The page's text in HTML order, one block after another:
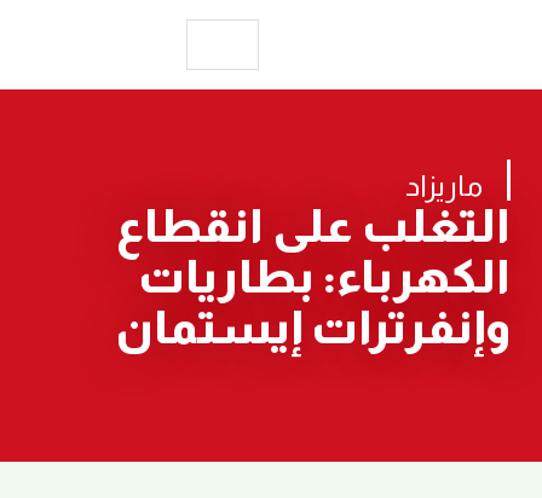
ماريزاد
التغلب على انقطاع
الكهرباء: بطاريات
وإنفرترات إيستمان